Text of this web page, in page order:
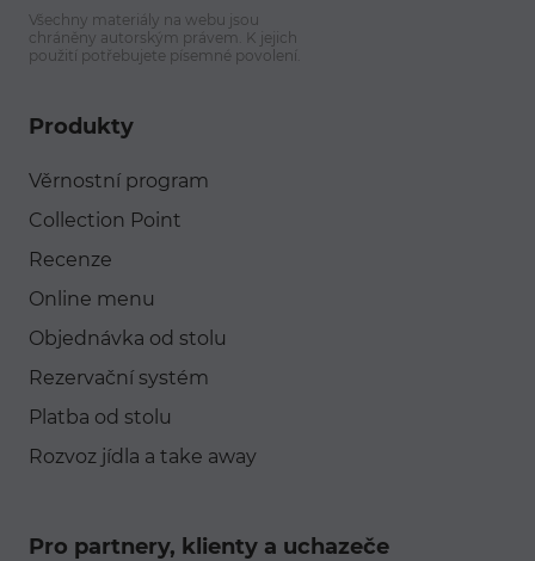
Všechny materiály na webu jsou
chráněny autorským právem. K jejich
použití potřebujete písemné povolení.
Produkty
Věrnostní program
Collection Point
Recenze
Online menu
Objednávka od stolu
Rezervační systém
Platba od stolu
Rozvoz jídla a take away
Pro partnery, klienty a uchazeče